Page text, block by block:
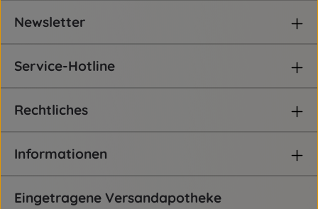
Newsletter
Service-Hotline
Rechtliches
Informationen
Eingetragene Versandapotheke